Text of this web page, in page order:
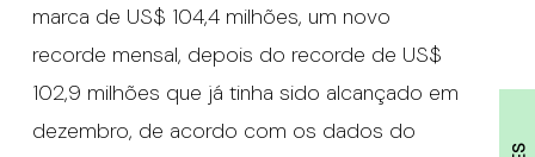
marca de US$ 104,4 milhões, um novo
recorde mensal, depois do recorde de US$
102,9 milhões que já tinha sido alcançado em
dezembro, de acordo com os dados do